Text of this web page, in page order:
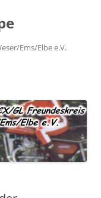
Ems/Elbe e.V.